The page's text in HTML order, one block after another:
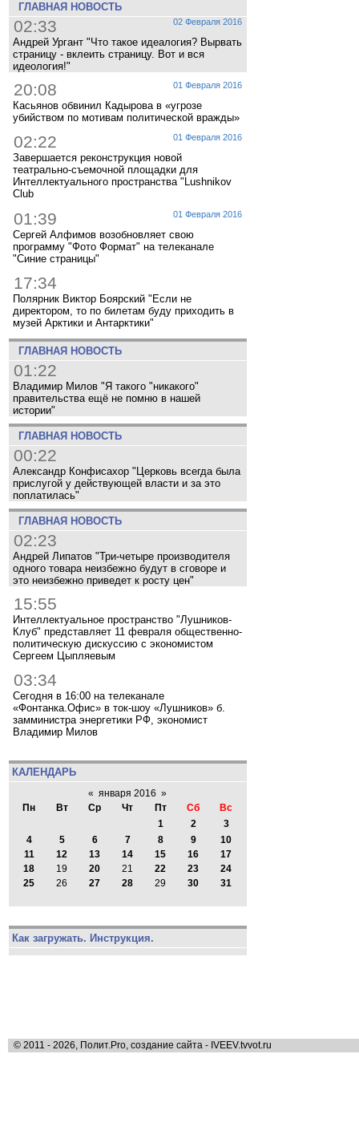
ГЛАВНАЯ НОВОСТЬ
02 Февраля 2016
02:33
Андрей Ургант "Что такое идеалогия? Вырвать
страницу - вклеить страницу. Вот и вся
идеология!"
01 Февраля 2016
20:08
Касьянов обвинил Кадырова в «угрозе
убийством по мотивам политической вражды»
01 Февраля 2016
02:22
Завершается реконструкция новой
театрально-съемочной площадки для
Интеллектуального пространства "Lushnikov
Club
01 Февраля 2016
01:39
Сергей Алфимов возобновляет свою
программу "Фото Формат" на телеканале
"Синие страницы"
17:34
Полярник Виктор Боярский "Если не
директором, то по билетам буду приходить в
музей Арктики и Антарктики"
ГЛАВНАЯ НОВОСТЬ
01:22
Владимир Милов "Я такого "никакого"
правительства ещё не помню в нашей
истории"
ГЛАВНАЯ НОВОСТЬ
00:22
Александр Конфисахор "Церковь всегда была
прислугой у действующей власти и за это
поплатилась"
ГЛАВНАЯ НОВОСТЬ
02:23
Андрей Липатов "Три-четыре производителя
одного товара неизбежно будут в сговоре и
это неизбежно приведет к росту цен"
15:55
Интеллектуальное пространство "Лушников-
Клуб" представляет 11 февраля общественно-
политическую дискуссию с экономистом
Сергеем Цыпляевым
03:34
Сегодня в 16:00 на телеканале
«Фонтанка.Офис» в ток-шоу «Лушников» б.
замминистра энергетики РФ, экономист
Владимир Милов
КАЛЕНДАРЬ
« января 2016 »
Пн
Вт Ср Чт Пт Сб
Вс
1
2
3
4
5 6 7 8 9
10
11
12 13 14 15 16
17
18
19 20 21 22 23
24
25
26 27 28 29 30 31
Как загружать. Инструкция.
© 2011 - 2026, Полит.Pro, создание сайта - IVEEV.tvvot.ru